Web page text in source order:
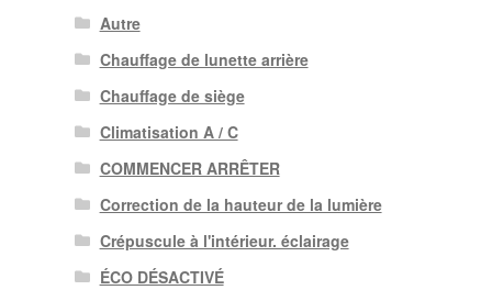
Autre
Chauffage de lunette arrière
Chauffage de siège
Climatisation A / C
COMMENCER ARRÊTER
Correction de la hauteur de la lumière
Crépuscule à l'intérieur. éclairage
ÉCO DÉSACTIVÉ